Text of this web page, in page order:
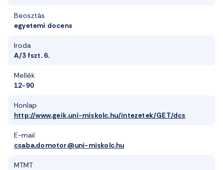
Beosztás
egyetemi docens
Iroda
A/3 fszt. 6.
Mellék
12-90
Honlap
http://www.geik.uni-miskolc.hu/intezetek/GET/dcs
E-mail
csaba.domotor@uni-miskolc.hu
MTMT